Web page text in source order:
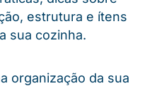
estrutura e ítens
sua cozinha.
organização da sua